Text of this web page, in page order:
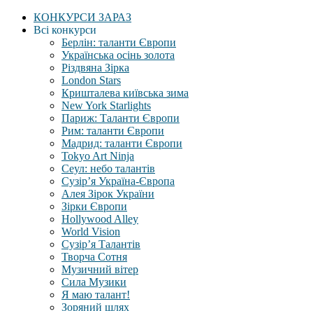
КОНКУРСИ ЗАРАЗ
Всі конкурси
Берлін: таланти Європи
Українська осінь золота
Різдвяна Зірка
London Stars
Кришталева київська зима
New York Starlights
Париж: Таланти Європи
Рим: таланти Європи
Мадрид: таланти Європи
Tokyo Art Ninja
Сеул: небо талантів
Сузір’я Україна-Європа
Алея Зірок України
Зірки Європи
Hollywood Alley
World Vision
Сузір’я Талантів
Творча Сотня
Музичний вітер
Сила Музики
Я маю талант!
Зоряний шлях